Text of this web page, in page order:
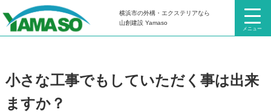
メニュー
横浜市の外構・エクステリアなら
山創建設 Yamaso
HOMEよくある質問 小さな工事でもしていただく事は出来ますか？
小さな工事でもしていただく事は出来
ますか？